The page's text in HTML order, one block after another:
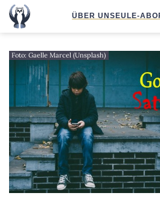
ÜBER UNSEULE-ABO
Foto: Gaelle Marcel (Unsplash)